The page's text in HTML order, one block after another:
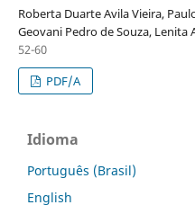
Roberta Duarte Avila Vieira,
Geovani Pedro de Souza,
52-60
PDF/A
Idioma
Português (Brasil)
English